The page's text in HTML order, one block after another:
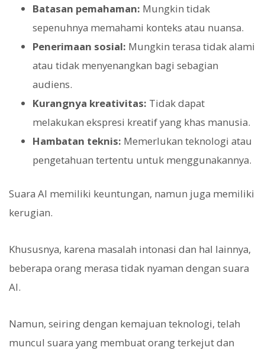
Batasan pemahaman: Mungkin tidak
sepenuhnya memahami konteks atau nuansa.
Penerimaan sosial: Mungkin terasa tidak alami
atau tidak menyenangkan bagi sebagian
audiens.
Kurangnya kreativitas: Tidak dapat
melakukan ekspresi kreatif yang khas manusia.
Hambatan teknis: Memerlukan teknologi atau
pengetahuan tertentu untuk menggunakannya.
Suara AI memiliki keuntungan, namun juga memiliki
kerugian.
Khususnya, karena masalah intonasi dan hal lainnya,
beberapa orang merasa tidak nyaman dengan suara
AI.
Namun, seiring dengan kemajuan teknologi, telah
muncul suara yang membuat orang terkejut dan